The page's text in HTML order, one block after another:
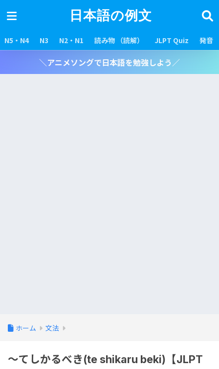
日本語の例文
N5・N4 N3 N2・N1 読み物 （読解） JLPT Quiz 発音
＼アニメソングで日本語を勉強しよう／
ホーム 文法
〜てしかるべき(te shikaru beki)【JLPT